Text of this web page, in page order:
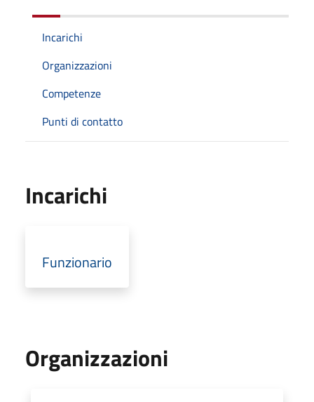
Incarichi
Organizzazioni
Competenze
Punti di contatto
Incarichi
Funzionario
Organizzazioni